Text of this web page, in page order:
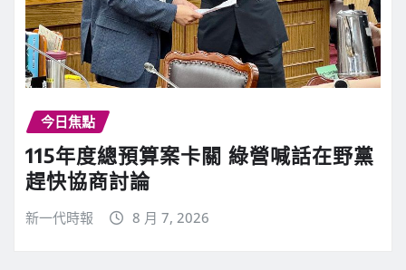
今日焦點
115年度總預算案卡關 綠營喊話在野黨
趕快協商討論
新一代時報 8 月 7, 2026